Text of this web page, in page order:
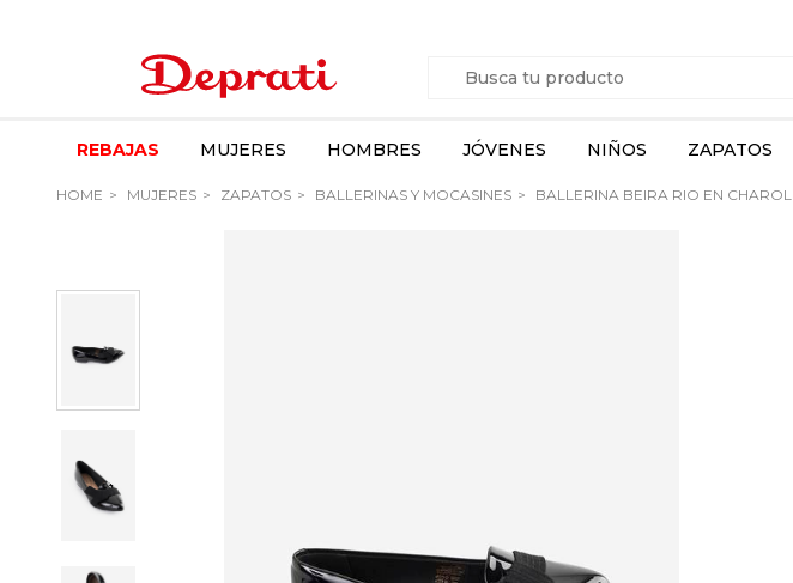
REBAJAS MUJERES HOMBRES JÓVENES NIÑOS ZAPATOS
HOME MUJERES ZAPATOS BALLERINAS Y MOCASINES BALLERINA BEIRA RIO EN CHAROL